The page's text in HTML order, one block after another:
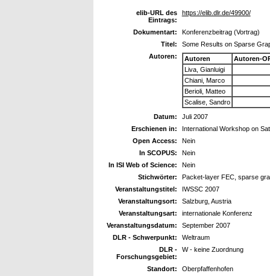
elib-URL des
Eintrags:
https://elib.dlr.de/49900/
Dokumentart:
Konferenzbeitrag (Vortrag)
Titel:
Some Results on Sparse
Autoren:
Autoren
Autoren-
Liva, Gianluigi
Chiani, Marco
Berioli, Matteo
Scalise, Sandro
Datum:
Juli 2007
Erschienen in:
International Workshop on
Open Access:
Nein
In SCOPUS:
Nein
In ISI Web of Science:
Nein
Stichwörter:
Packet-layer FEC, sparse
Veranstaltungstitel:
IWSSC 2007
Veranstaltungsort:
Salzburg, Austria
Veranstaltungsart:
internationale Konferenz
Veranstaltungsdatum:
September 2007
DLR - Schwerpunkt:
Weltraum
DLR -
Forschungsgebiet:
W - keine Zuordnung
Standort:
Oberpfaffenhofen